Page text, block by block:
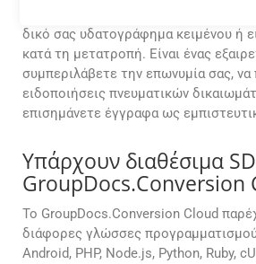
δικό σας υδατογράφημα κειμένου ή
κατά τη μετατροπή. Είναι ένας
συμπεριλάβετε την επωνυμία σας,
ειδοποιήσεις πνευματικών
επισημάνετε έγγραφα ως
Υπάρχουν διαθέσιμα
GroupDocs.Conversion
Το GroupDocs.Conversion Cloud
διάφορες γλώσσες
Android, PHP, Node.js, Python, Ruby,